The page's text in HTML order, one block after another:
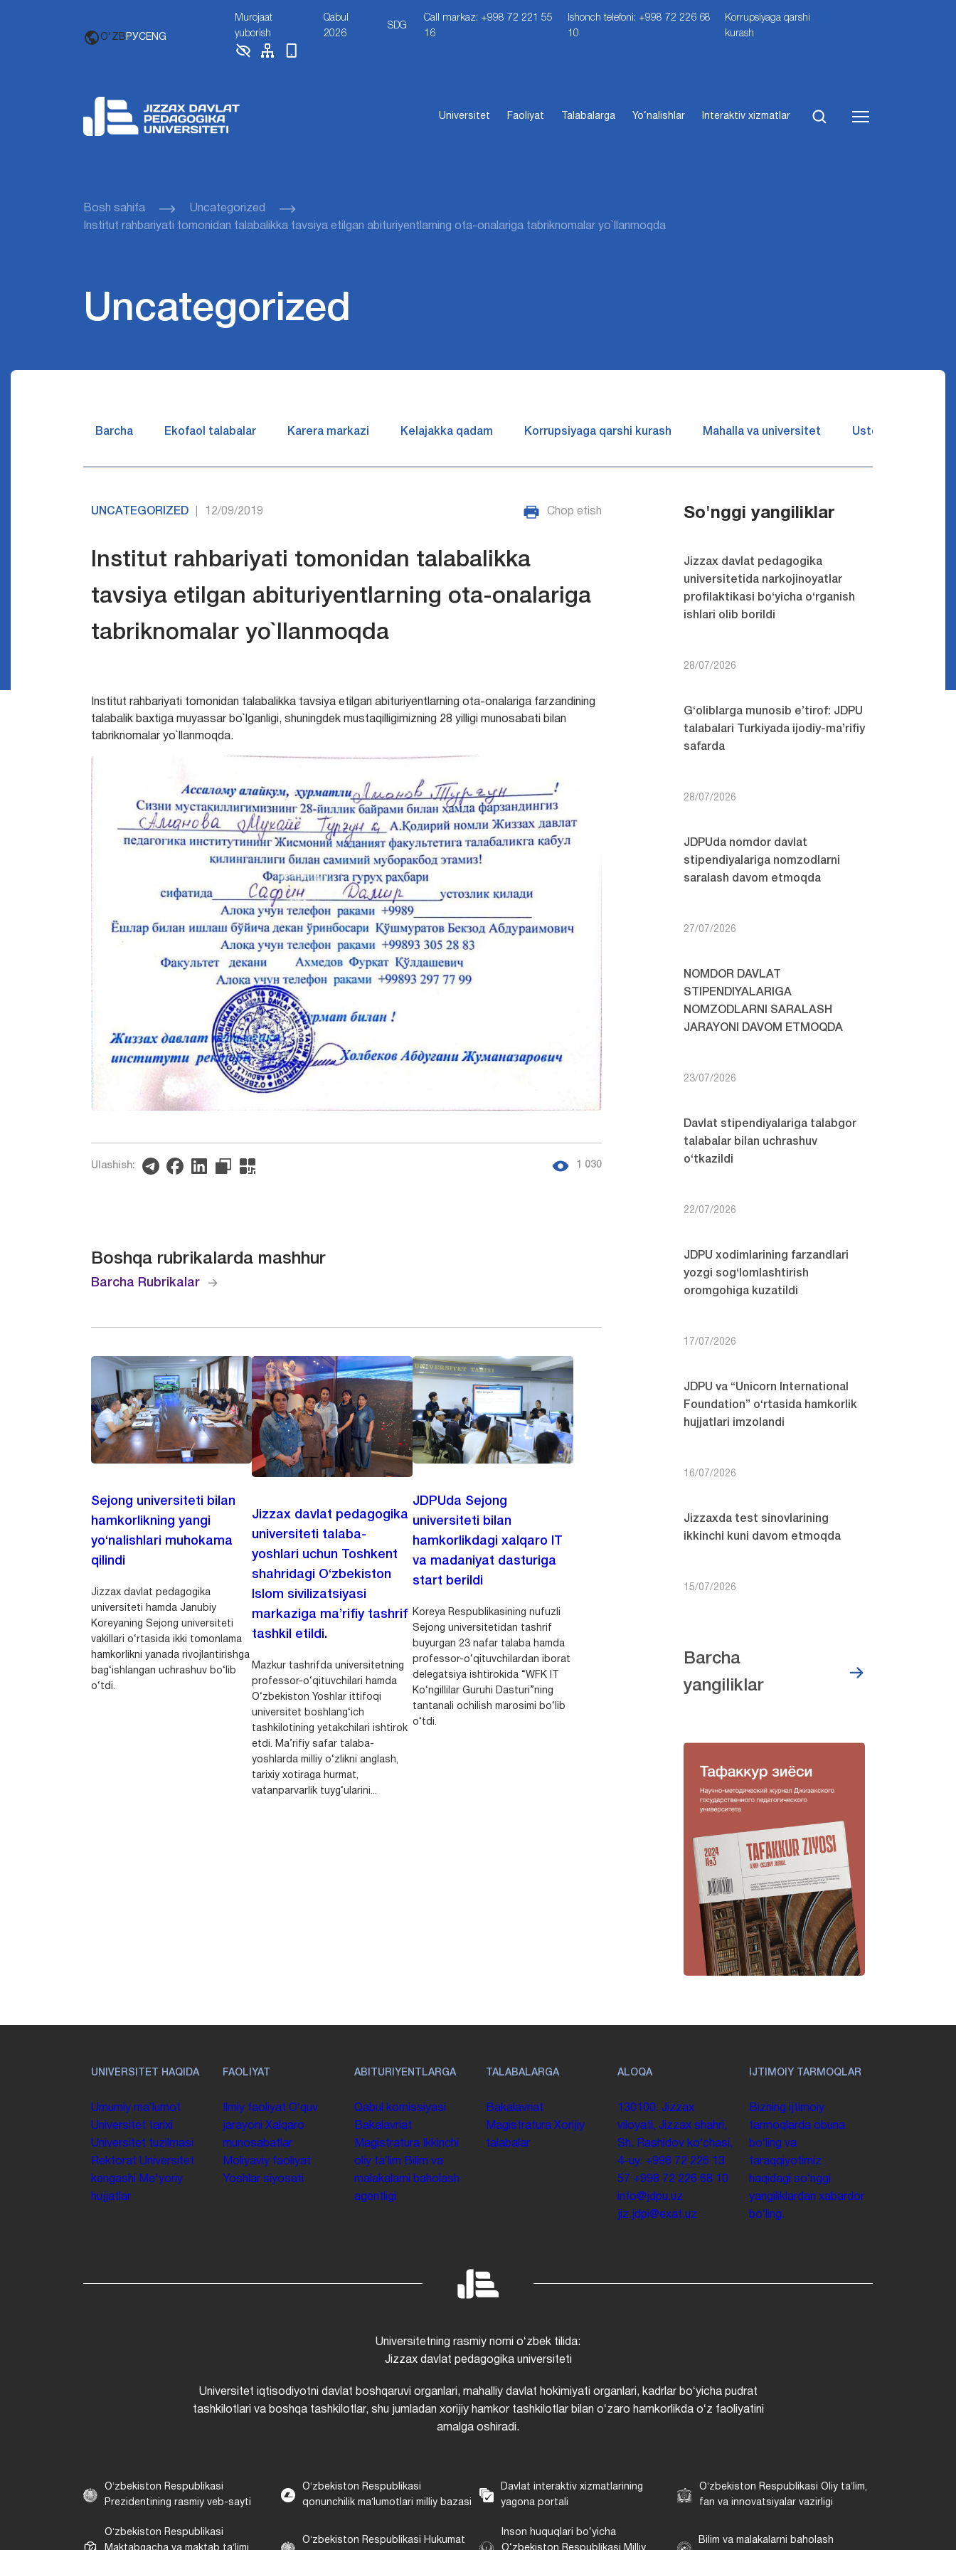
O'ZB РУСENG
Murojaat
yuborish
Qabul
2026
SDG
Call markaz: +998 72 221 55
16
Ishonch telefoni: +998 72 226 68
10
Korrupsiyaga qarshi
kurash
Universitet Faoliyat Talabalarga Yo‘nalishlar Interaktiv xizmatlar
Bosh sahifa
Uncategorized
Institut rahbariyati tomonidan talabalikka tavsiya etilgan abituriyentlarning ota-onalariga tabriknomalar yo`llanmoqda
Uncategorized
Barcha Ekofaol talabalar Karera markazi Kelajakka qadam Korrupsiyaga qarshi kurash Mahalla va universitet Ustozlar suhbatin
UNCATEGORIZED 12/09/2019 Chop etish
Institut rahbariyati tomonidan talabalikka
tavsiya etilgan abituriyentlarning ota-onalariga
tabriknomalar yo`llanmoqda
Institut rahbariyati tomonidan talabalikka tavsiya etilgan abituriyentlarning ota-onalariga farzandining
talabalik baxtiga muyassar bo`lganligi, shuningdek mustaqilligimizning 28 yilligi munosabati bilan
tabriknomalar yo`llanmoqda.
Ulashish: 1 030
Boshqa rubrikalarda mashhur
Barcha Rubrikalar
Sejong universiteti bilan
hamkorlikning yangi
yo‘nalishlari muhokama
qilindi
Jizzax davlat pedagogika
universiteti hamda Janubiy
Koreyaning Sejong universiteti
vakillari o‘rtasida ikki tomonlama
hamkorlikni yanada rivojlantirishga
bag‘ishlangan uchrashuv bo‘lib
o‘tdi.
Jizzax davlat pedagogika
universiteti talaba-
yoshlari uchun Toshkent
shahridagi O‘zbekiston
Islom sivilizatsiyasi
markaziga ma’rifiy tashrif
tashkil etildi.
Mazkur tashrifda universitetning
professor-o‘qituvchilari hamda
O‘zbekiston Yoshlar ittifoqi
universitet boshlang‘ich
tashkilotining yetakchilari ishtirok
etdi. Ma’rifiy safar talaba-
yoshlarda milliy o‘zlikni anglash,
tarixiy xotiraga hurmat,
vatanparvarlik tuyg‘ularini...
JDPUda Sejong
universiteti bilan
hamkorlikdagi xalqaro IT
va madaniyat dasturiga
start berildi
Koreya Respublikasining nufuzli
Sejong universitetidan tashrif
buyurgan 23 nafar talaba hamda
professor-o‘qituvchilardan iborat
delegatsiya ishtirokida “WFK IT
Ko‘ngillilar Guruhi Dasturi”ning
tantanali ochilish marosimi bo‘lib
o‘tdi.
So'nggi yangiliklar
Jizzax davlat pedagogika
universitetida narkojinoyatlar
profilaktikasi bo‘yicha o‘rganish
ishlari olib borildi
28/07/2026
G‘oliblarga munosib e’tirof: JDPU
talabalari Turkiyada ijodiy-ma’rifiy
safarda
28/07/2026
JDPUda nomdor davlat
stipendiyalariga nomzodlarni
saralash davom etmoqda
27/07/2026
NOMDOR DAVLAT
STIPENDIYALARIGA
NOMZODLARNI SARALASH
JARAYONI DAVOM ETMOQDA
23/07/2026
Davlat stipendiyalariga talabgor
talabalar bilan uchrashuv
o‘tkazildi
22/07/2026
JDPU xodimlarining farzandlari
yozgi sog‘lomlashtirish
oromgohiga kuzatildi
17/07/2026
JDPU va “Unicorn International
Foundation” o‘rtasida hamkorlik
hujjatlari imzolandi
16/07/2026
Jizzaxda test sinovlarining
ikkinchi kuni davom etmoqda
15/07/2026
Barcha
yangiliklar
UNIVERSITET HAQIDA
Umumiy maʼlumot
Universitet tarixi
Universitet tuzilmasi
Rektorat Universitet
kengashi
Me'yoriy
hujjatlar
FAOLIYAT
Ilmiy faoliyat Oʻquv
jarayoni Xalqaro
munosabatlar
Moliyaviy faoliyat
Yoshlar siyosati
ABITURIYENTLARGA
Qabul komissiyasi
Bakalavriat
Magistratura
Ikkinchi
oliy taʼlim Bilim va
malakalarni baholash
agentligi
TALABALARGA
Bakalavriat
Magistratura Xorijiy
talabalar
ALOQA
130100. Jizzax
viloyati, Jizzax shahri,
Sh. Rashidov koʻchasi,
4-uy. +998 72 226 13
57 +998 72 226 68 10
info@jdpu.uz
jiz.jdpi@exat.uz
IJTIMOIY TARMOQLAR
Bizning ijtimoiy
tarmoqlarda obuna
boʻling va
taraqqiyotimiz
haqidagi soʻnggi
yangiliklardan xabardor
boʻling.
Universitetning rasmiy nomi oʻzbek tilida:
Jizzax davlat pedagogika universiteti
Universitet iqtisodiyotni davlat boshqaruvi organlari, mahalliy davlat hokimiyati organlari, kadrlar boʻyicha pudrat
tashkilotlari va boshqa tashkilotlar, shu jumladan xorijiy hamkor tashkilotlar bilan oʻzaro hamkorlikda oʻz faoliyatini
amalga oshiradi.
Oʻzbekiston Respublikasi
Prezidentining rasmiy veb-sayti
Oʻzbekiston Respublikasi
qonunchilik maʼlumotlari milliy bazasi
Davlat interaktiv xizmatlarining
yagona portali
Oʻzbekiston Respublikasi Oliy taʼlim,
fan va innovatsiyalar vazirligi
Oʻzbekiston Respublikasi
Oʻzbekiston Respublikasi Hukumat
Inson huquqlari bo‘yicha
Bilim va malakalarni baholash